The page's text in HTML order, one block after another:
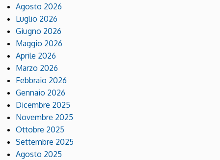
Agosto 2026
Luglio 2026
Giugno 2026
Maggio 2026
Aprile 2026
Marzo 2026
Febbraio 2026
Gennaio 2026
Dicembre 2025
Novembre 2025
Ottobre 2025
Settembre 2025
Agosto 2025